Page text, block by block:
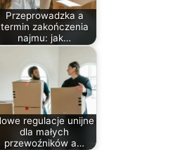
Przeprowadzka a
termin zakończenia
najmu: jak…
regulacje unijne
dla małych
przewoźników a…